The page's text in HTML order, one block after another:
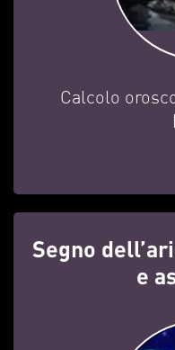
Calcolo
Segno
e